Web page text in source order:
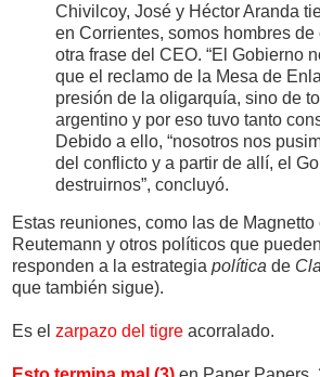
Chivilcoy, José y Héctor Aranda
en Corrientes, somos hombres de
otra frase del CEO. “El Gobierno
que el reclamo de la Mesa de
presión de la oligarquía, sino de
argentino y por eso tuvo tanto
Debido a ello, “nosotros nos
del conflicto y a partir de allí, el
destruirnos”, concluyó.
Estas reuniones, como las de
Reutemann y otros políticos que
responden a la estrategia política de
que también sigue).
Es el zarpazo del tigre acorralado.